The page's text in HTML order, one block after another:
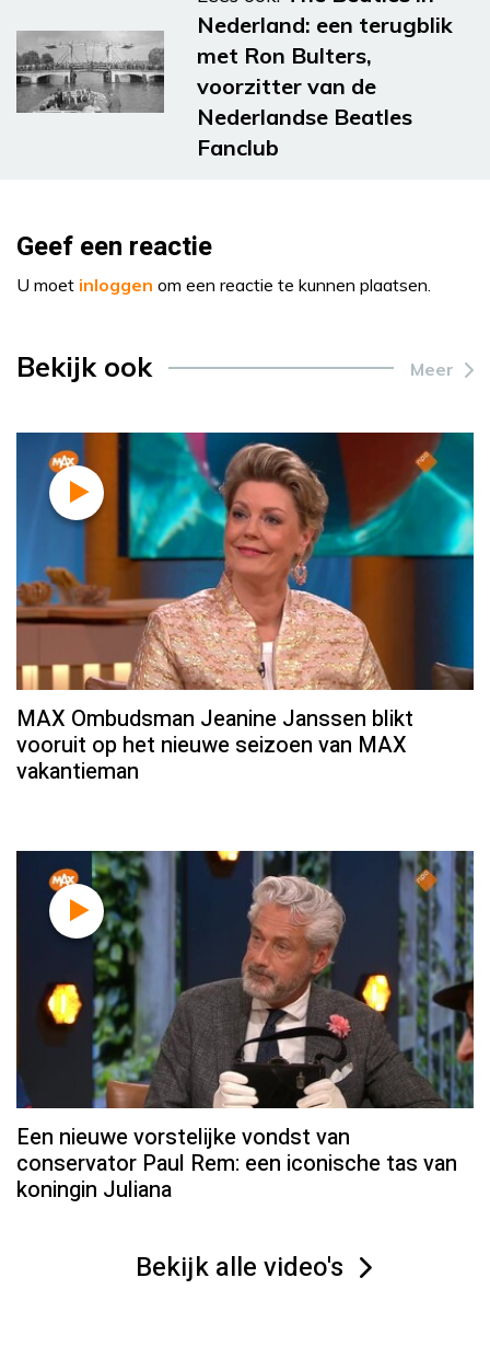
Nederland: een terugblik
met Ron Bulters,
voorzitter van de
Nederlandse Beatles
Fanclub
Geef een reactie
U moet inloggen om een reactie te kunnen plaatsen.
Bekijk ook Meer
MAX Ombudsman Jeanine Janssen blikt
vooruit op het nieuwe seizoen van MAX
vakantieman
Een nieuwe vorstelijke vondst van
conservator Paul Rem: een iconische tas van
koningin Juliana
Bekijk alle video's